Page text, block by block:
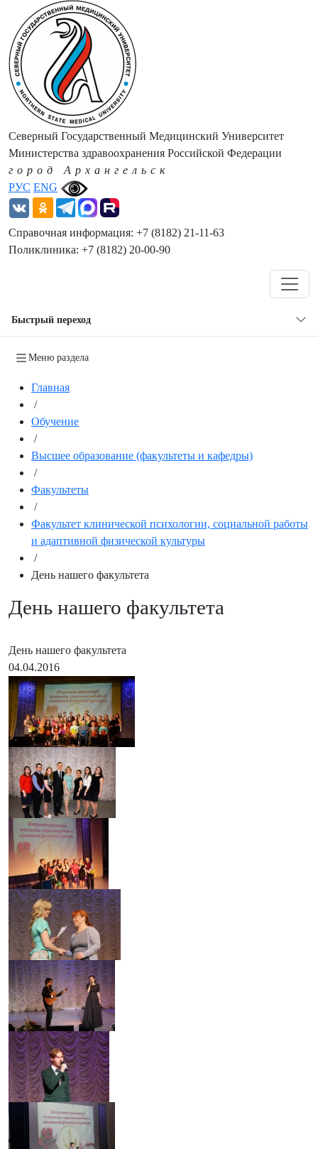
РУС ENG
Северный Государственный Медицинский Университет
Министерства здравоохранения Российской Федерации
город Архангельск
Справочная информация: +7 (8182) 21-11-63
Поликлиника: +7 (8182) 20-00-90
Быстрый переход
Меню раздела
Главная
/
Обучение
/
Высшее образование (факультеты и кафедры)
/
Факультеты
/
Факультет клинической психологии, социальной работы
и адаптивной физической культуры
/
День нашего факультета
День нашего факультета
День нашего факультета
04.04.2016